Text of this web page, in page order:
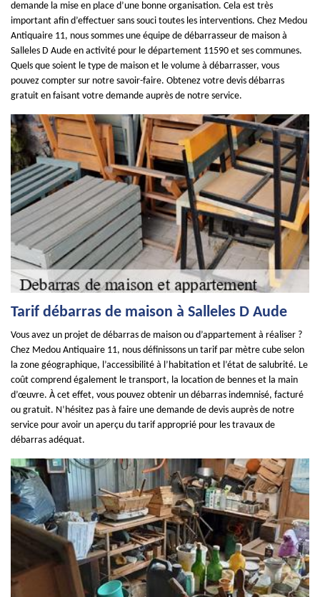
demande la mise en place d’une bonne organisation. Cela est très
important afin d’effectuer sans souci toutes les interventions. Chez Medou
Antiquaire 11, nous sommes une équipe de débarrasseur de maison à
Salleles D Aude en activité pour le département 11590 et ses communes.
Quels que soient le type de maison et le volume à débarrasser, vous
pouvez compter sur notre savoir-faire. Obtenez votre devis débarras
gratuit en faisant votre demande auprès de notre service.
Tarif débarras de maison à Salleles D Aude
Vous avez un projet de débarras de maison ou d’appartement à réaliser ?
Chez Medou Antiquaire 11, nous définissons un tarif par mètre cube selon
la zone géographique, l’accessibilité à l’habitation et l’état de salubrité. Le
coût comprend également le transport, la location de bennes et la main
d’œuvre. À cet effet, vous pouvez obtenir un débarras indemnisé, facturé
ou gratuit. N’hésitez pas à faire une demande de devis auprès de notre
service pour avoir un aperçu du tarif approprié pour les travaux de
débarras adéquat.